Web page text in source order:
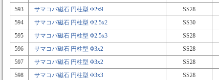
593
サマコバ磁石 円柱型 Φ2x9
SS28
594
サマコバ磁石 円柱型 Φ2.5x2
SS30
595
サマコバ磁石 円柱型 Φ2.5x3
SS28
596
サマコバ磁石 円柱型 Φ3x2
SS28
597
サマコバ磁石 円柱型 Φ3x2
SS28
598
サマコバ磁石 円柱型 Φ3x3
SS28